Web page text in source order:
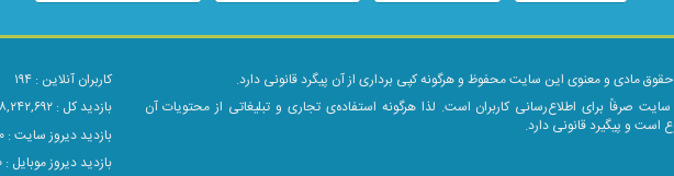
حقوق مادی و معنوی این سایت محفوظ و هرگونه کپی برداری از آن پیگرد قانونی دارد.
صرفاً برای اطلاع‌رسانی کاربران است. لذا هرگونه استفاده‌ی تجاری و تبلیغاتی از محتویات آن
است و پیگیرد قانونی دارد.
کاربران آنلاین : ۱۹۴
بازدید کل : ۷۸۸,۲۴۲,۶۹۲
بازدید دیروز سایت : ۲۳۹,۴۶۰
بازدید دیروز موبایل : ۵۰,۰۱۰